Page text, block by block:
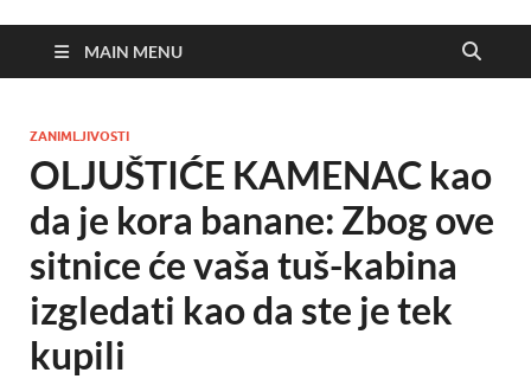
MAIN MENU
ZANIMLJIVOSTI
OLJUŠTIĆE KAMENAC kao
da je kora banane: Zbog ove
sitnice će vaša tuš-kabina
izgledati kao da ste je tek
kupili